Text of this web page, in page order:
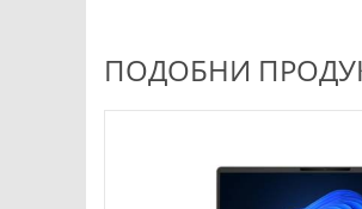
ПОДОБНИ